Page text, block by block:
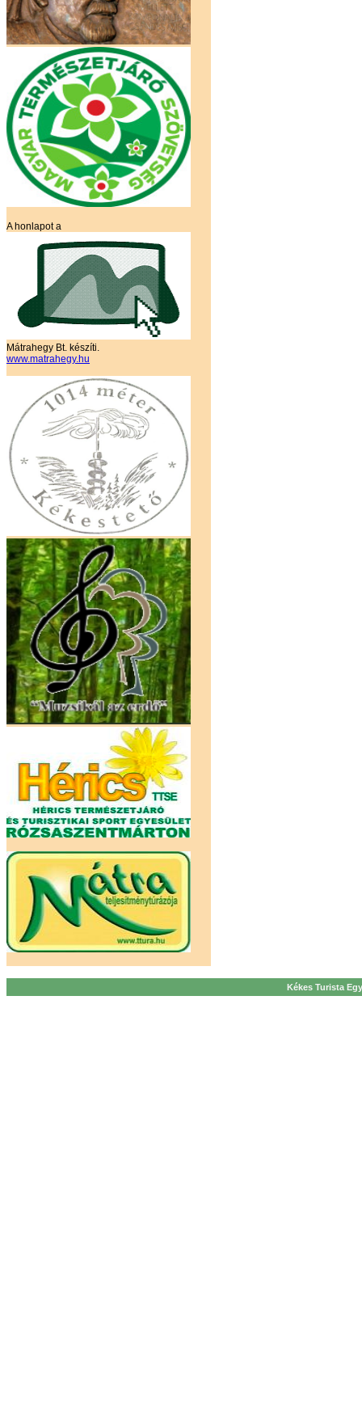
A honlapot a
Mátrahegy Bt. készíti.
www.matrahegy.hu
Kékes Turista